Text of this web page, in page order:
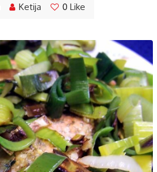
Ketija 0 Like